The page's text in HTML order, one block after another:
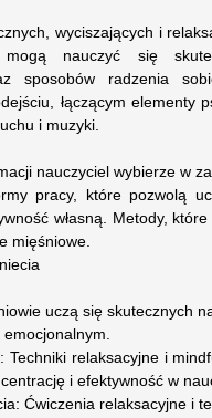
wyciszających i
nauczyć się
sposobów radzenia
łączącym elementy
i muzyki.
nauczyciel wybierze w
pracy, które pozwolą
własną. Metody,
mięśniowe.
uczą się skutecznych
Techniki relaksacyjne i
i efektywność w
Ćwiczenia relaksacyjne i